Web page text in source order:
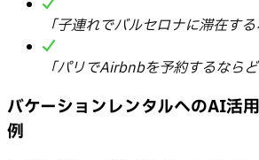
「子連れでバルセロナに滞在す
「パリでAirbnbを予約するなら
バケーションレンタルへのAI活
例